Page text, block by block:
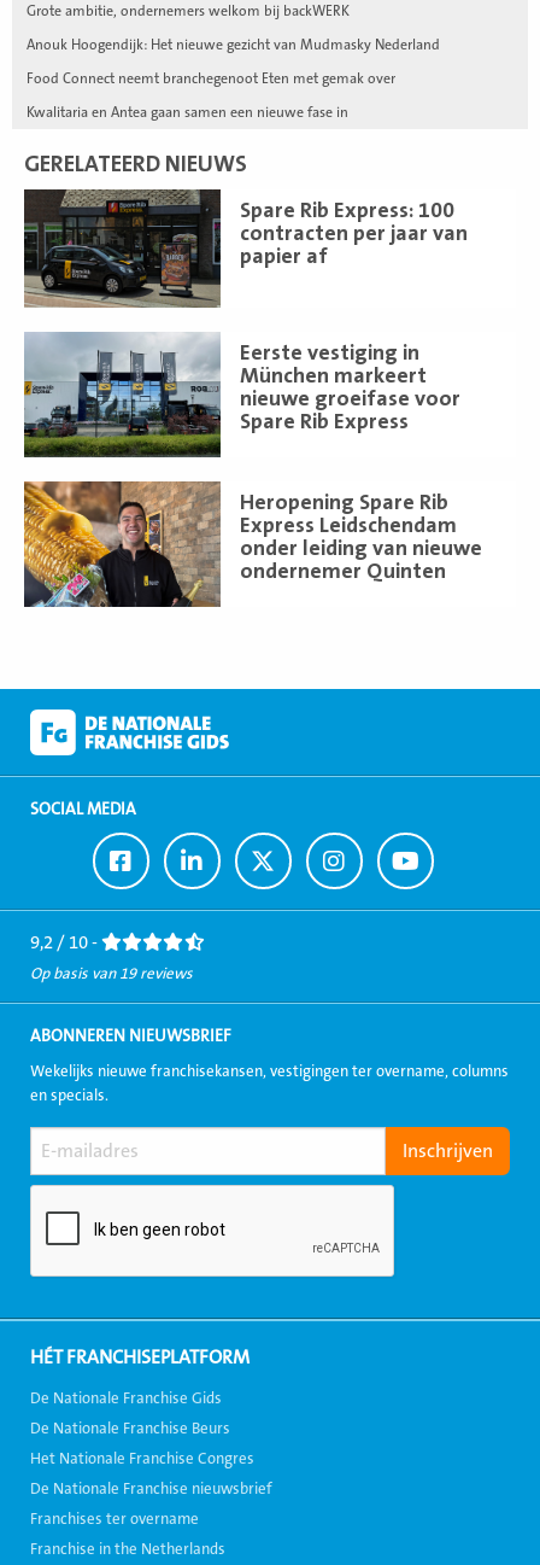
Grote ambitie, ondernemers welkom bij backWERK
Anouk Hoogendijk: Het nieuwe gezicht van Mudmasky Nederland
Food Connect neemt branchegenoot Eten met gemak over
Kwalitaria en Antea gaan samen een nieuwe fase in
GERELATEERD NIEUWS
Spare Rib Express: 100
contracten per jaar van
papier af
meer
Eerste vestiging in
München markeert
nieuwe groeifase voor
Spare Rib Express
Heropening Spare Rib
Express Leidschendam
onder leiding van nieuwe
ondernemer Quinten
Lees
meer
SOCIAL MEDIA
Ga
naar
Facebook
Ga
naar
LinkedIn
Ga
naar
Twitter
Ga
naar
Instagram
Ga
naar
Youtube
9,2 / 10 -
Op basis van 19 reviews
ABONNEREN NIEUWSBRIEF
Wekelijks nieuwe franchisekansen, vestigingen ter overname, columns
en specials.
HÉT FRANCHISEPLATFORM
De Nationale Franchise Gids
De Nationale Franchise Beurs
Het Nationale Franchise Congres
De Nationale Franchise nieuwsbrief
Franchises ter overname
Franchise in the Netherlands